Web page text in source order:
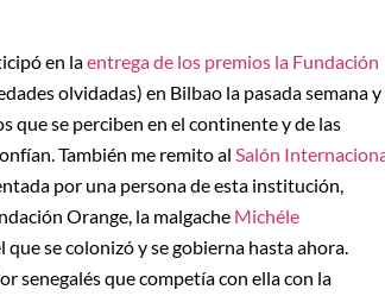
en laentrega de los premios la Fundación
olvidadas) en Bilbao la pasada semana y
que se perciben en el continente y de las
También me remito al Salón
por una persona de esta institución,
Orange, la malgache Michéle
se colonizó y se gobierna hasta ahora.
senegalés que competía con ella con la